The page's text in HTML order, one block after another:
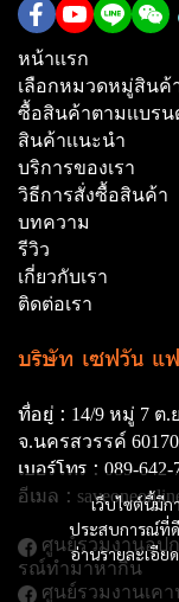
เว็บไซต์นี้มี
ประสบการณ์ที่ดี
อ่านรายละเอีย
หน้าเเรก
เลือกหมวดหมู่สินค้
ซื้อสินค้าตามเเบรน
สินค้าเเนะนำ
บริการของเรา
วิธีการสั่งซื้อสินค้า
บทความ
รีวิว
เกี่ยวกับเรา
ติดต่อเรา
บริษัท เซฟวัน แ
ที่อยู่ : 14/9 หมู่ 7 ต
จ.นครสวรรค์ 60170
เบอร์โทร : 089-642-
อีเมล :
ศูนย์รวมงานอุป
รณ์ทํามาหากิน
ศูนย์รวมงานเคา